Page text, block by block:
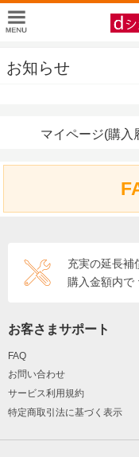
お知らせ
マイページ(購入
充実の延長補
購入金額内で
お客さまサポート
FAQ
お問い合わせ
サービス利用規約
特定商取引法に基づく表示